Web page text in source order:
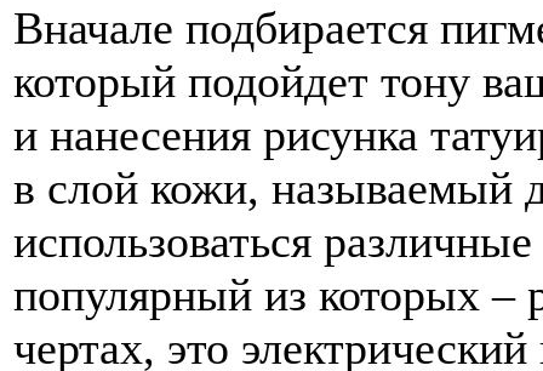
Вначале подбирается
который подойдет тону
и нанесения рисунка
в слой кожи, называемый
использоваться
популярный из которых
чертах, это